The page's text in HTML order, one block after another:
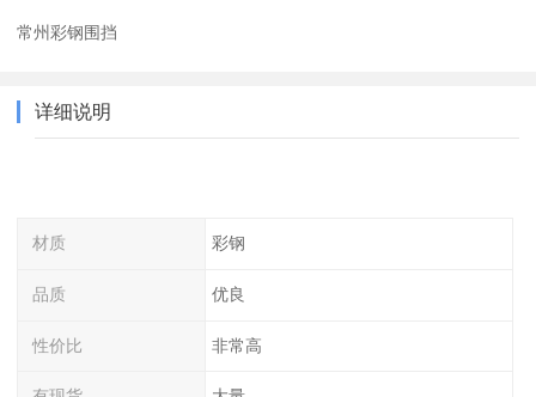
常州彩钢围挡
详细说明
材质 彩钢
品质 优良
性价比 非常高